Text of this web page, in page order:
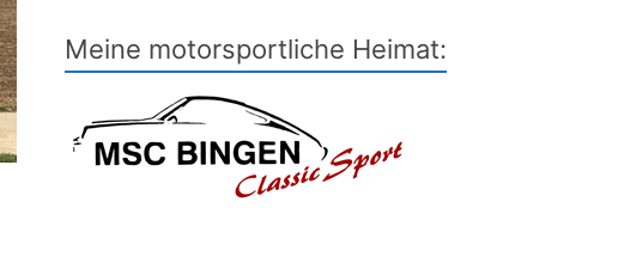
Meine motorsportliche Heimat: